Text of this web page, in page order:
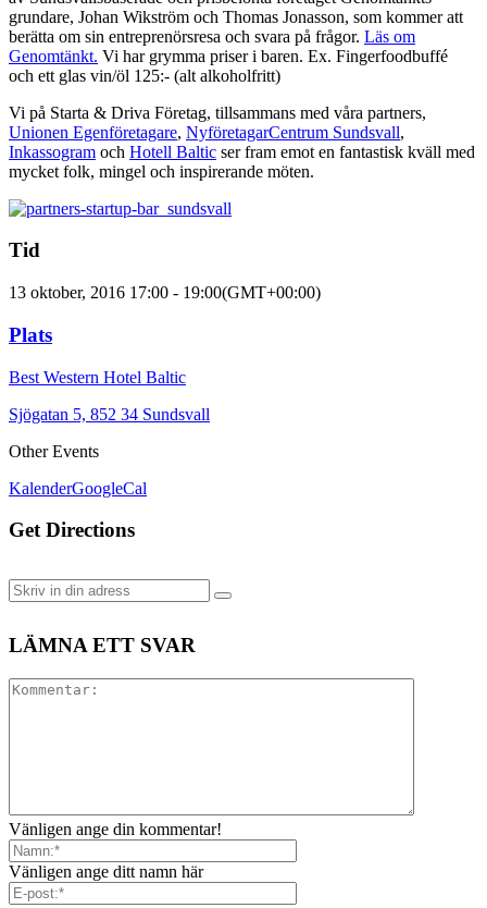
grundare, Johan Wikström och Thomas Jonasson, som kommer att
berätta om sin entreprenörsresa och svara på frågor. Läs om
Genomtänkt. Vi har grymma priser i baren. Ex. Fingerfoodbuffé
och ett glas vin/öl 125:- (alt alkoholfritt)
Vi på Starta & Driva Företag, tillsammans med våra partners,
Unionen Egenföretagare, NyföretagarCentrum Sundsvall,
Inkassogram och Hotell Baltic ser fram emot en fantastisk kväll med
mycket folk, mingel och inspirerande möten.
Tid
13 oktober, 2016 17:00 - 19:00(GMT+00:00)
Plats
Best Western Hotel Baltic
Sjögatan 5, 852 34 Sundsvall
Other Events
KalenderGoogleCal
Get Directions
LÄMNA ETT SVAR
Vänligen ange din kommentar!
Vänligen ange ditt namn här